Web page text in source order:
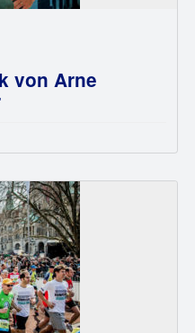
von Arne